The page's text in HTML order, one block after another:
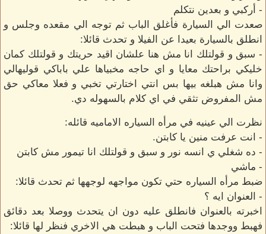
- أركبي و بعدين نتكلم
صعدت الي السيارة فأغلق الباب ثم توجه الي مقعده وجلس و
انطلق بالسيارة بعيدا عن الفيلا و تحدث قائلا:
- سبق و قولتلك انا مش هنا علشان اقيد حريتك و قولتلك كمان
خليكي براحتك معايا و اي حاجه مخبياها علي باباكي قوليهالي
وانا مش هبلغه بيها بس انتي اختارتي تخبي و فعلا معاكي حق
مش المفروض تثقي في اي كلام بالسهوله دي.
نظرت الي عينيه في مرأه السياره الاماميه قائله:
- انت عرفت منين يا كابتن.
- ده شغلي ي انسه نور و سبق و قولتلك انا تيمور مش كابتن
- ماشي
ضبط مرأه السياره حتي تكون مواجهه لوجهها ثم تحدث قائلا:
- العنوان ايه ؟
اخبرته بالعنوان فانطلق عليه دون ان يتحدث ووصلا بعد دقائق
فهبط ووجدها فتحت الباب و هبطت هي الاخري فنظر لها قائلا: